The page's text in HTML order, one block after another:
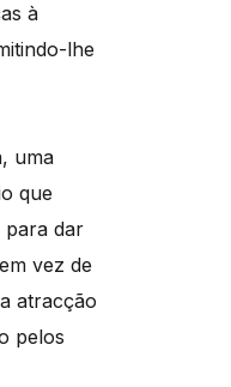
à
lhe
uma
que
para dar
vez de
atracção
pelos